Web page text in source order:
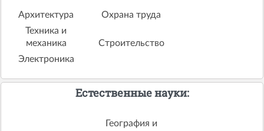
Архитектура
Охрана труда
Техника и
механика
Строительство
Электроника
Естественные науки:
География и